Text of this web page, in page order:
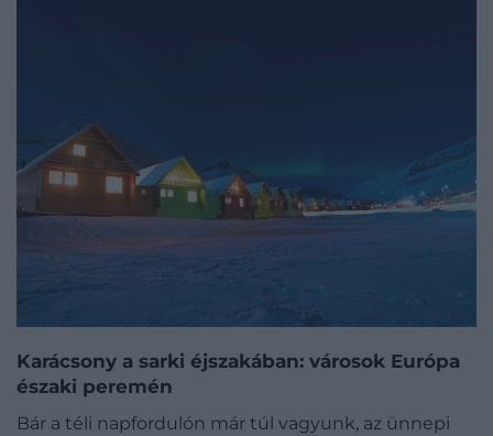
Karácsony a sarki éjszakában: városok Európa
északi peremén
Bár a téli napfordulón már túl vagyunk, az ünnepi